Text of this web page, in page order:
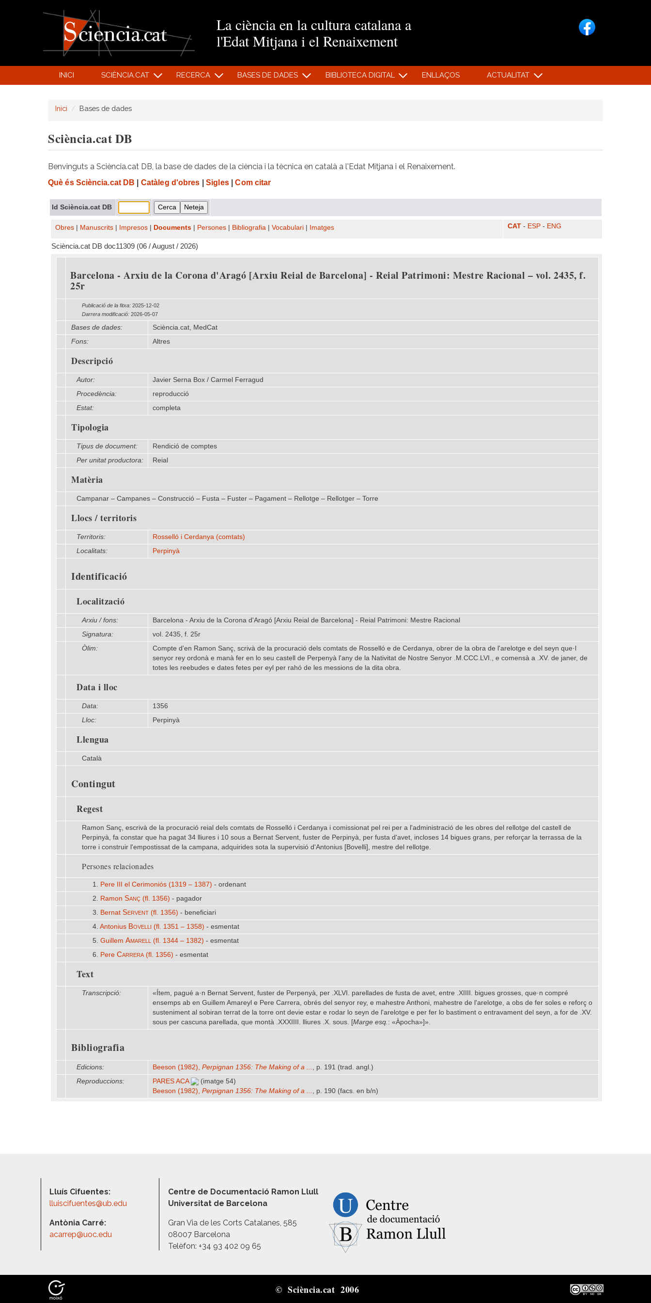
La ciència en la cultura catalana a
l'Edat Mitjana i el Renaixement
INICI SCIÈNCIA.CAT RECERCA BASES DE DADES BIBLIOTECA DIGITAL ENLLAÇOS ACTUALITAT
Inici Bases de dades
Sciència.cat DB
Benvinguts a Sciència.cat DB, la base de dades de la ciència i la tècnica en català a l'Edat Mitjana i el Renaixement.
Què és Sciència.cat DB Catàleg d'obres Sigles| Com citar
Id Sciència.cat DB
Obres Manuscrits Impresos Documents Persones Bibliografia Vocabulari Imatges CAT - ESP - ENG
Sciència.cat DB doc11309 (06 / August / 2026)
Barcelona - Arxiu de la Corona d'Aragó [Arxiu Reial de Barcelona] - Reial Patrimoni: Mestre Racional – vol. 2435, f.
25r
Publicació de la fitxa: 2025-12-02
Darrera modificació: 2026-05-07
Bases de dades:
Sciència.cat, MedCat
Fons:
Altres
Descripció
Autor:
Javier Serna Box / Carmel Ferragud
Procedència:
reproducció
Estat:
completa
Tipologia
Tipus de document:
Rendició de comptes
Per unitat productora:
Reial
Matèria
Campanar – Campanes – Construcció – Fusta – Fuster – Pagament – Rellotge – Rellotger – Torre
Llocs / territoris
Territoris:
Rosselló i Cerdanya (comtats)
Localitats:
Perpinyà
Identificació
Localització
Arxiu / fons:
Barcelona - Arxiu de la Corona d'Aragó [Arxiu Reial de Barcelona] - Reial Patrimoni: Mestre Racional
Signatura:
vol. 2435, f. 25r
Òlim:
Compte d'en Ramon Sanç, scrivà de la procuració dels comtats de Rosselló e de Cerdanya, obrer de la obra de l'arelotge e del seyn que·l
senyor rey ordonà e manà fer en lo seu castell de Perpenyà l'any de la Nativitat de Nostre Senyor .M.CCC.LVI., e comensà a .XV. de janer, de
totes les reebudes e dates fetes per eyl per rahó de les messions de la dita obra.
Data i lloc
Data:
1356
Lloc:
Perpinyà
Llengua
Català
Contingut
Regest
Ramon Sanç, escrivà de la procuració reial dels comtats de Rosselló i Cerdanya i comissionat pel rei per a l'administració de les obres del rellotge del castell de
Perpinyà, fa constar que ha pagat 34 lliures i 10 sous a Bernat Servent, fuster de Perpinyà, per fusta d'avet, incloses 14 bigues grans, per reforçar la terrassa de la
torre i construir l'empostissat de la campana, adquirides sota la supervisió d'Antonius [Bovelli], mestre del rellotge.
Persones relacionades
1. Pere III el Cerimoniós (1319 – 1387) - ordenant
2. Ramon Sanç (fl. 1356) - pagador
3. Bernat Servent (fl. 1356) - beneficiari
4. Antonius Bovelli (fl. 1351 – 1358) - esmentat
5. Guillem Amarell (fl. 1344 – 1382) - esmentat
6. Pere Carrera(fl. 1356) - esmentat
Text
Transcripció:
«Ítem, pagué a·n Bernat Servent, fuster de Perpenyà, per .XLVI. parellades de fusta de avet, entre .XIIII. bigues grosses, que·n compré
ensemps ab en Guillem Amareyl e Pere Carrera, obrés del senyor rey, e mahestre Anthoni, mahestre de l'arelotge, a obs de fer soles e reforç o
susteniment al sobiran terrat de la torre ont devie estar e rodar lo seyn de l'arelotge e per fer lo bastiment o entravament del seyn, a for de .XV.
sous per cascuna parellada, que montà .XXXIIII. lliures .X. sous. [Marge esq. : «Àpocha»]».
Bibliografia
Edicions: Beeson (1982), Perpignan 1356: The Making of a ... , p. 191 (trad. angl.)
Reproduccions:
PARES ACA
(imatge 54)
Beeson (1982), Perpignan 1356: The Making of a ... , p. 190 (facs. en b/n)
Lluís Cifuentes:
lluiscifuentes@ub.edu
Antònia Carré:
acarrep@uoc.edu
Centre de Documentació Ramon Llull
Universitat de Barcelona
Gran Via de les Corts Catalanes, 585
08007 Barcelona
Telèfon: +34 93 402 09 65
© Sciència.cat 2006